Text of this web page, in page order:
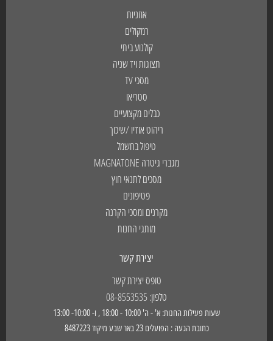
אוזניות
רמקולים
קולנוע ביתי
תצוגות ויד שניה
מסכי TV
סטריאו
כבלים מקצועיים
ריהוט אודיו /שיכוך
טיפול בחשמל
מגברי גיטרה MAGNATONE
מסכים לתנאי חוץ
פטיפונים
מקרנים ומסכי הקרנה
מותגי החנות
יצירת קשר
טופס יצירת קשר
טלפון: 08-8553535
שעות פעילות החנות: א' - ה' 10:00 - 18:00 , ו- 10:00- 13:00
כתובת הגעה : הפועלים 23 באר שבע מיקוד 8487223